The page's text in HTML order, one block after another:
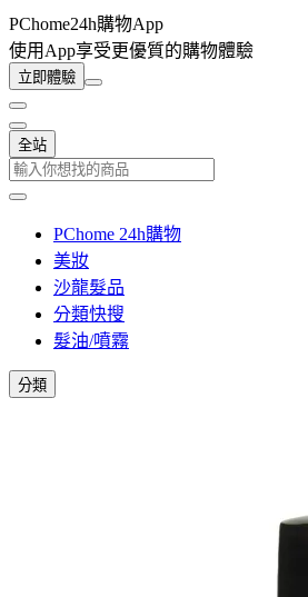
PChome24h購物App
使用App享受更優質的購物體驗
立即體驗
全站
PChome 24h購物
美妝
沙龍髮品
分類快搜
髮油/噴霧
分類